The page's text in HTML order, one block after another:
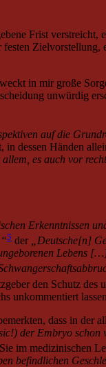
Frist verstreicht,
Zielvorstellung,
in mir große
unwürdig
auf die
in dessen Händen
es auch vor
Erkenntnissen
5 der „Deutsche[n]
Lebens
den Schutz des
unkommentiert
dass in der
der Embryo
im medizinischen
befindlichen